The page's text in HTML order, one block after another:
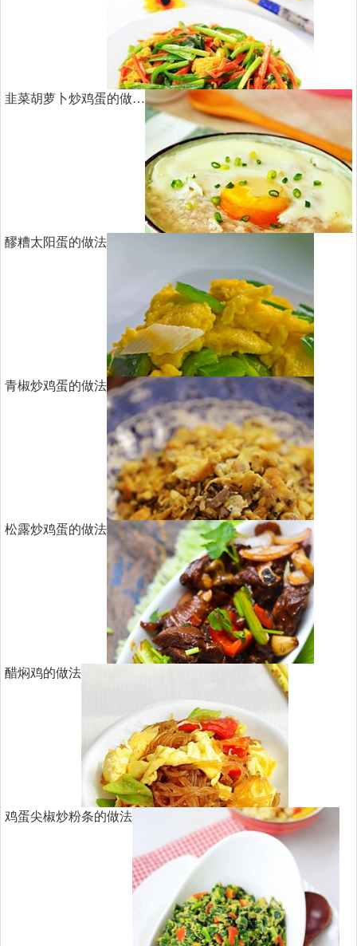
韭菜胡萝卜炒鸡蛋的做…
醪糟太阳蛋的做法
青椒炒鸡蛋的做法
松露炒鸡蛋的做法
醋焖鸡的做法
鸡蛋尖椒炒粉条的做法